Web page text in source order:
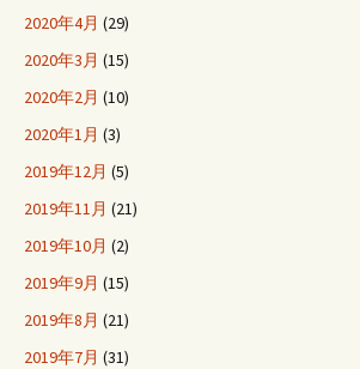
2020年4月 (29)
2020年3月 (15)
2020年2月 (10)
2020年1月 (3)
2019年12月 (5)
2019年11月 (21)
2019年10月 (2)
2019年9月 (15)
2019年8月 (21)
2019年7月 (31)